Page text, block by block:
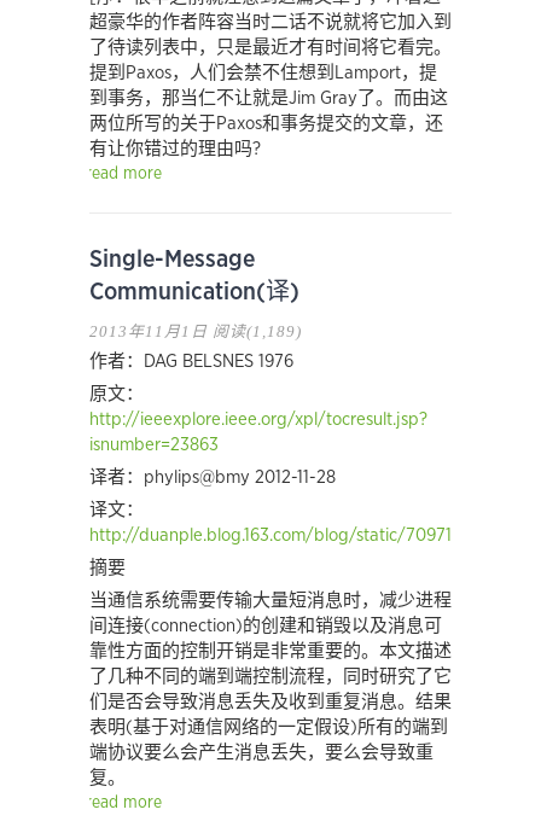
超豪华的作者阵容当时二话不说就将它加入到
了待读列表中，只是最近才有时间将它看完。
提到Paxos，人们会禁不住想到Lamport，提
到事务，那当仁不让就是Jim Gray了。而由这
两位所写的关于Paxos和事务提交的文章，还
有让你错过的理由吗?
read more
Single-Message
Communication(译)
2013年11月1日 阅读(1,189)
作者：DAG BELSNES 1976
原文：
http://ieeexplore.ieee.org/xpl/tocresult.jsp?
isnumber=23863
译者：phylips@bmy 2012-11-28
译文：
http://duanple.blog.163.com/blog/static/
摘要
当通信系统需要传输大量短消息时，减少进程
间连接(connection)的创建和销毁以及消息可
靠性方面的控制开销是非常重要的。本文描述
了几种不同的端到端控制流程，同时研究了它
们是否会导致消息丢失及收到重复消息。结果
表明(基于对通信网络的一定假设)所有的端到
端协议要么会产生消息丢失，要么会导致重
复。
read more